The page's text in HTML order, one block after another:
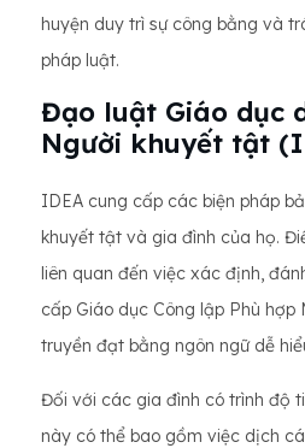
huyện duy trì sự công bằng và
pháp luật.
Đạo luật Giáo dục
Người khuyết tật
IDEA cung cấp các biện pháp
khuyết tật và gia đình của họ.
liên quan đến việc xác định,
cấp Giáo dục Công lập Phù hợp
truyền đạt bằng ngôn ngữ dễ
Đối với các gia đình có trình độ
này có thể bao gồm việc dịch